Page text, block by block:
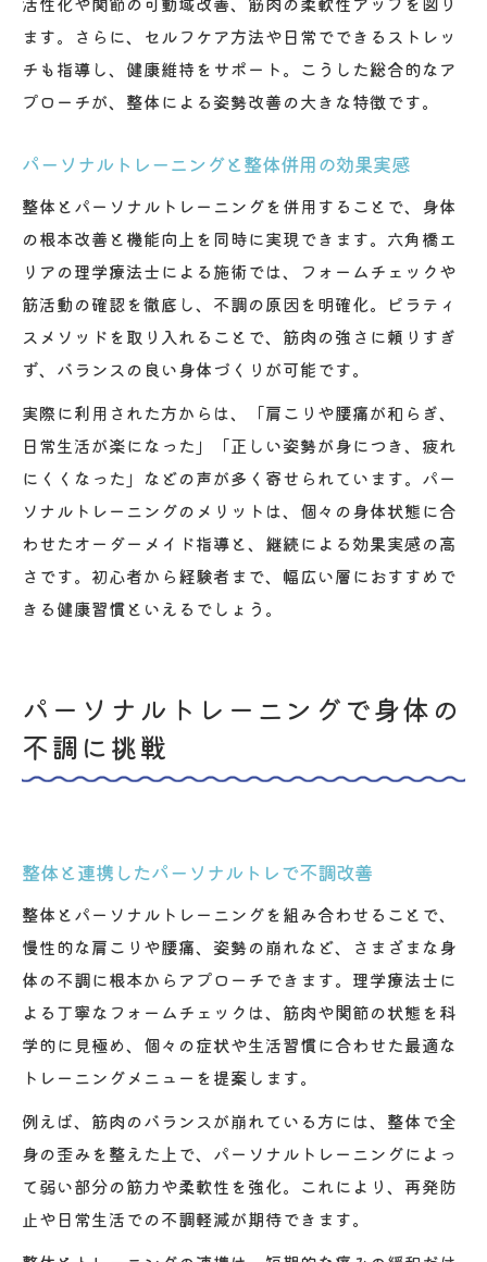
ます。さらに、セルフケア方法や日常でできるストレッ
チも指導し、健康維持をサポート。こうした総合的なア
プローチが、整体による姿勢改善の大きな特徴です。
パーソナルトレーニングと整体併用の効果実感
整体とパーソナルトレーニングを併用することで、身体
の根本改善と機能向上を同時に実現できます。六角橋エ
リアの理学療法士による施術では、フォームチェックや
筋活動の確認を徹底し、不調の原因を明確化。ピラティ
スメソッドを取り入れることで、筋肉の強さに頼りすぎ
ず、バランスの良い身体づくりが可能です。
実際に利用された方からは、「肩こりや腰痛が和らぎ、
日常生活が楽になった」「正しい姿勢が身につき、疲れ
にくくなった」などの声が多く寄せられています。パー
ソナルトレーニングのメリットは、個々の身体状態に合
わせたオーダーメイド指導と、継続による効果実感の高
さです。初心者から経験者まで、幅広い層におすすめで
きる健康習慣といえるでしょう。
パーソナルトレーニングで身体の
不調に挑戦
整体と連携したパーソナルトレで不調改善
整体とパーソナルトレーニングを組み合わせることで、
慢性的な肩こりや腰痛、姿勢の崩れなど、さまざまな身
体の不調に根本からアプローチできます。理学療法士に
よる丁寧なフォームチェックは、筋肉や関節の状態を科
学的に見極め、個々の症状や生活習慣に合わせた最適な
トレーニングメニューを提案します。
例えば、筋肉のバランスが崩れている方には、整体で全
身の歪みを整えた上で、パーソナルトレーニングによっ
て弱い部分の筋力や柔軟性を強化。これにより、再発防
止や日常生活での不調軽減が期待できます。